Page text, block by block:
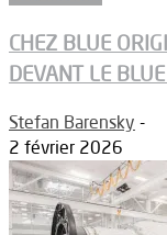
CHEZ BLUE
DEVANT LE
Stefan Barensky -
2 février 2026